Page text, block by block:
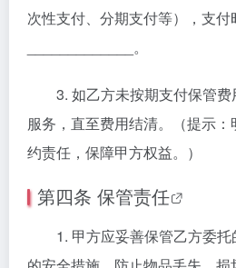
次性支付、分期支付等），支付
_____________。
3. 如乙方未按期支付保管
服务，直至费用结清。（提示
约责任，保障甲方权益。）
第四条 保管责任
1. 甲方应妥善保管乙方委